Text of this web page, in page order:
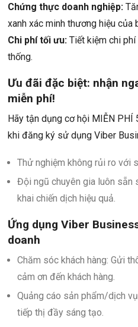
Chứng thực doanh nghiệp:
xanh xác minh thương hiệu của
Chi phí tối ưu: Tiết kiệm chi
thống.
Ưu đãi đặc biệt: nhận
miễn phí!
Hãy tận dụng cơ hội MIỄN
khi đăng ký sử dụng Viber
Thử nghiệm không rủi ro với
Đội ngũ chuyên gia luôn sẵn
khai chiến dịch hiệu quả.
Ứng dụng Viber
doanh
Chăm sóc khách hàng: Gửi
cảm ơn đến khách hàng.
Quảng cáo sản phẩm/dịch
tiếp thị đầy sáng tạo.